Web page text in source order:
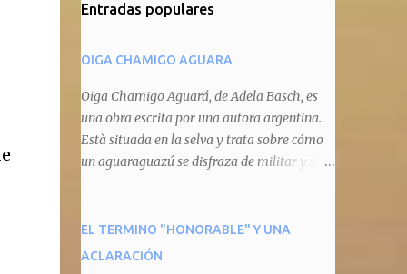
Entradas populares
OIGA CHAMIGO AGUARA
Oiga Chamigo Aguará, de Adela Basch, es
una obra escrita por una autora argentina.
Està situada en la selva y trata sobre cómo
un aguaraguazú se disfraza de militar y se
animal que pretenda circular por ahí. En
primera instancia aparece Teteu, el tero,
EL TERMINO "HONORABLE" Y UNA
ACLARACIÓN